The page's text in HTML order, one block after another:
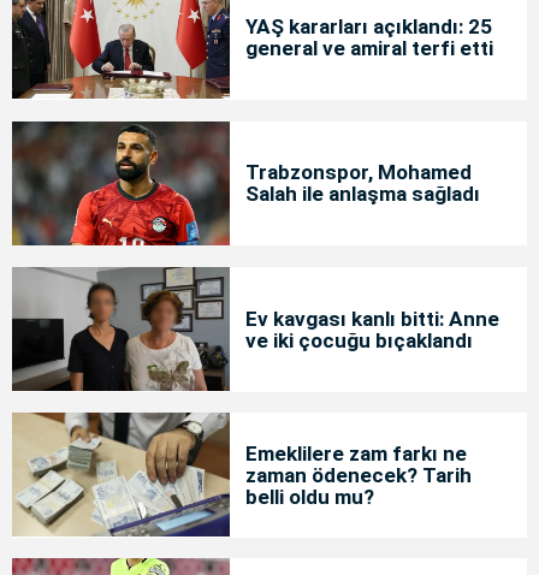
YAŞ kararları açıklandı: 25
general ve amiral terfi etti
Trabzonspor, Mohamed
Salah ile anlaşma sağladı
Ev kavgası kanlı bitti: Anne
ve iki çocuğu bıçaklandı
Emeklilere zam farkı ne
zaman ödenecek? Tarih
belli oldu mu?